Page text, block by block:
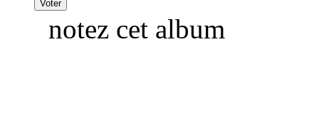
notez cet album